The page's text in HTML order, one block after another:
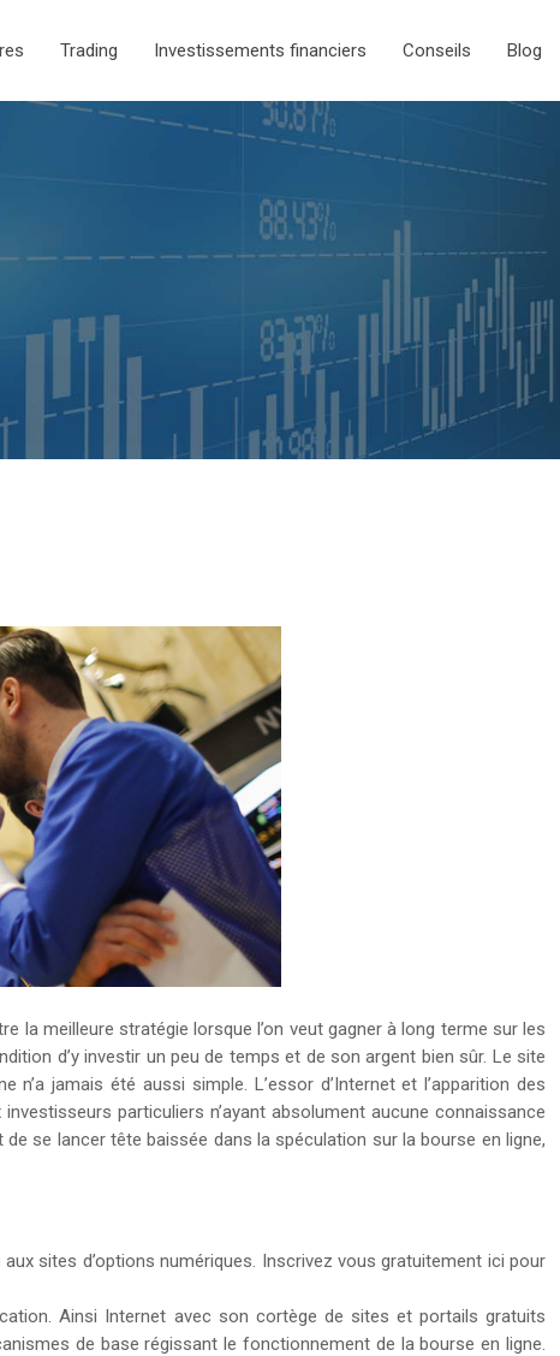
Trading Investissements financiers Conseils Blog
la meilleure stratégie lorsque l’on veut gagner à long terme sur les
d’y investir un peu de temps et de son argent bien sûr. Le site
n’a jamais été aussi simple. L’essor d’Internet et l’apparition des
particuliers n’ayant absolument aucune connaissance
se lancer tête baissée dans la spéculation sur la bourse en ligne,
sites d’options numériques. Inscrivez vous gratuitement ici pour
Ainsi Internet avec son cortège de sites et portails gratuits
de base régissant le fonctionnement de la bourse en ligne.